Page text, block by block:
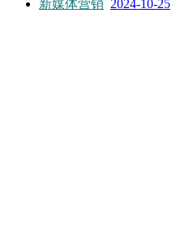
新媒体营销 2024-10-25